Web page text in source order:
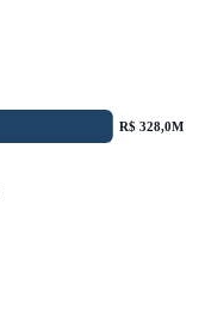
R$ 328,0M